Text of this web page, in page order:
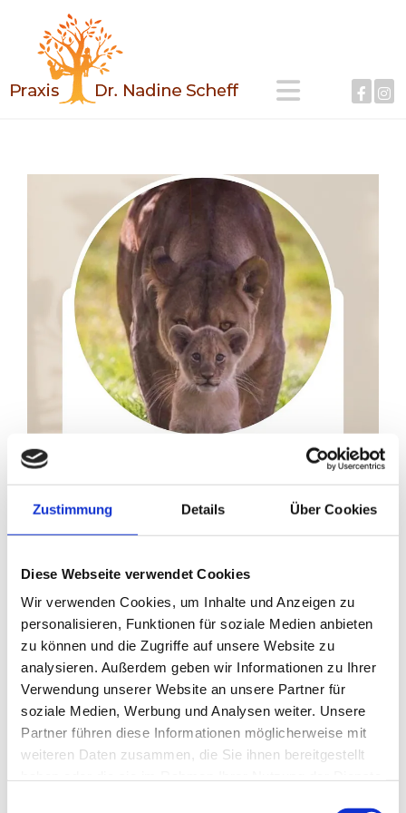
Zustimmung Details Über Cookies
Diese Webseite verwendet Cookies
Wir verwenden Cookies, um Inhalte und Anzeigen zu
personalisieren, Funktionen für soziale Medien anbieten
zu können und die Zugriffe auf unsere Website zu
analysieren. Außerdem geben wir Informationen zu Ihrer
Verwendung unserer Website an unsere Partner für
soziale Medien, Werbung und Analysen weiter. Unsere
Partner führen diese Informationen möglicherweise mit
weiteren Daten zusammen, die Sie ihnen bereitgestellt
Muttertag 2026
🌷 Muttertag 🌷
Heute ist ein Tag, um all die Mütter zu feiern,
die nachts wach bleiben, Sorgen mittragen, kleine
Hände halten und dabei oft vergessen, auch auf sich
selbst zu achten.